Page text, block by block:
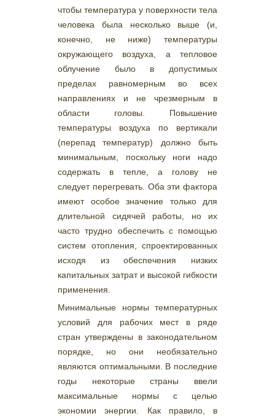
чтобы температура у поверхности тела
человека была несколько выше (и,
конечно, не ниже) температуры
окружающего воздуха, а тепловое
облучение было в допустимых
пределах равномерным во всех
направлениях и не чрезмерным в
области головы. Повышение
температуры воздуха по вертикали
(перепад температур) должно быть
минимальным, поскольку ноги надо
содержать в тепле, а голову не
следует перегревать. Оба эти фактора
имеют особое значение только для
длительной сидячей работы, но их
часто трудно обеспечить с помощью
систем отопления, спроектированных
исходя из обеспечения низких
капитальных затрат и высокой гибкости
применения.
Минимальные нормы температурных
условий для рабочих мест в ряде
стран утверждены в законодательном
порядке, но они необязательно
являются оптимальными. В последние
годы некоторые страны ввели
максимальные нормы с целью
экономии энергии. Как правило, в